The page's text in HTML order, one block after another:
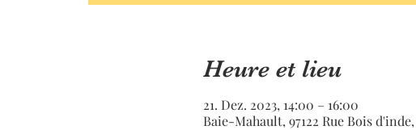
Heure et lieu
21. Dez. 2023, 14:00 – 16:00
Baie-Mahault, 97122 Rue Bois